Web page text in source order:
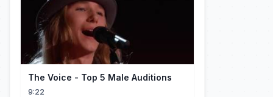
The Voice - Top 5 Male Auditions
9:22